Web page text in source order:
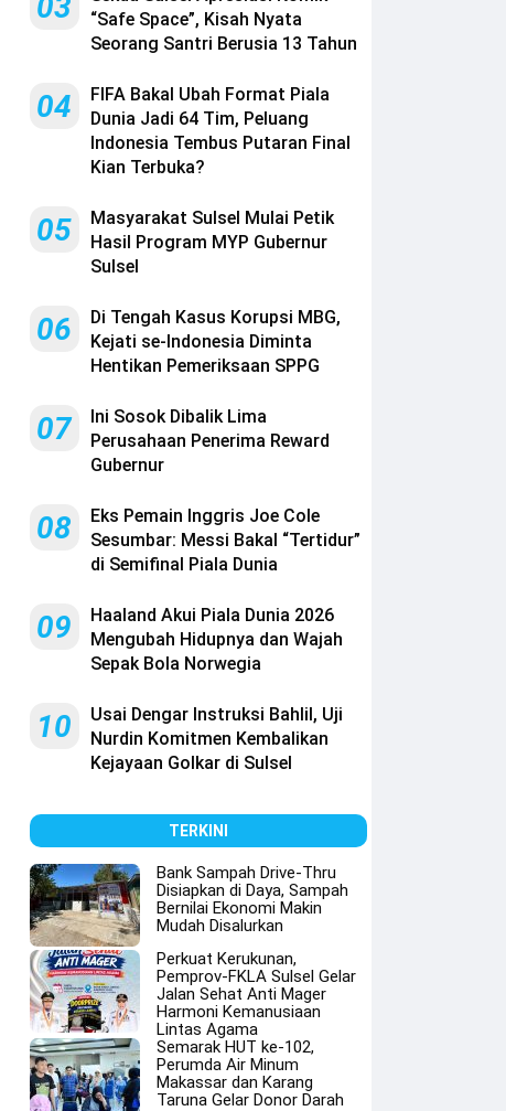
“Safe Space”, Kisah Nyata
Seorang Santri Berusia 13 Tahun
04
FIFA Bakal Ubah Format Piala
Dunia Jadi 64 Tim, Peluang
Indonesia Tembus Putaran Final
Kian Terbuka?
05
Masyarakat Sulsel Mulai Petik
Hasil Program MYP Gubernur
Sulsel
06
Di Tengah Kasus Korupsi MBG,
Kejati se-Indonesia Diminta
Hentikan Pemeriksaan SPPG
07
Ini Sosok Dibalik Lima
Perusahaan Penerima Reward
Gubernur
08
Eks Pemain Inggris Joe Cole
Sesumbar: Messi Bakal “Tertidur”
di Semifinal Piala Dunia
09
Haaland Akui Piala Dunia 2026
Mengubah Hidupnya dan Wajah
Sepak Bola Norwegia
10
Usai Dengar Instruksi Bahlil, Uji
Nurdin Komitmen Kembalikan
Kejayaan Golkar di Sulsel
TERKINI
Bank Sampah Drive-Thru
Disiapkan di Daya, Sampah
Bernilai Ekonomi Makin
Mudah Disalurkan
Perkuat Kerukunan,
Pemprov-FKLA Sulsel Gelar
Jalan Sehat Anti Mager
Harmoni Kemanusiaan
Lintas Agama
Semarak HUT ke-102,
Perumda Air Minum
Makassar dan Karang
Taruna Gelar Donor Darah